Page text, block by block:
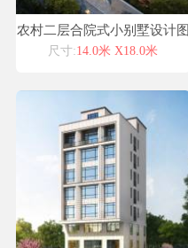
农村二层合院式小别墅设计图
纸，经典中式住宅
尺寸:14.0米 X18.0米